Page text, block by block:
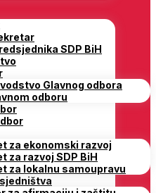
SDP BiH
Glavnog odbora
odboru
za ekonomski razvoj
za razvoj SDP BiH
za lokalnu samoupravu